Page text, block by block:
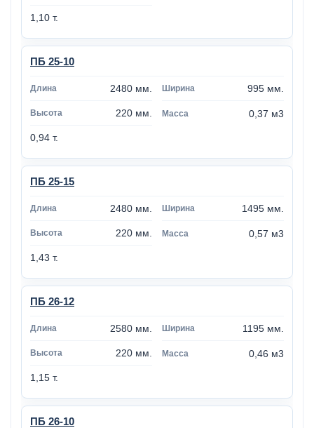
1,10 т.
ПБ 25-10
2480 мм. 995 мм.
220 мм. 0,37 м3
0,94 т.
ПБ 25-15
2480 мм. 1495 мм.
220 мм. 0,57 м3
1,43 т.
ПБ 26-12
2580 мм. 1195 мм.
220 мм. 0,46 м3
1,15 т.
ПБ 26-10